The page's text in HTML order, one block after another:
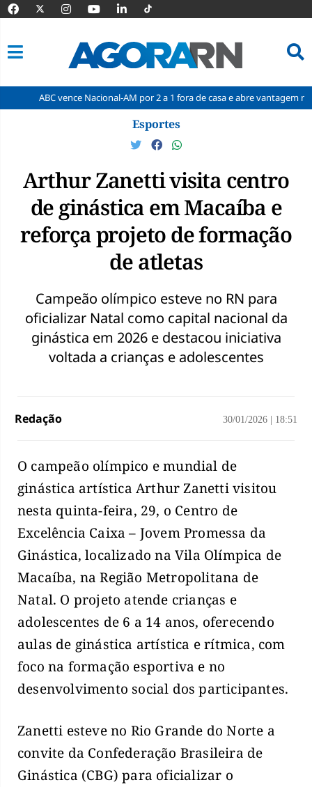
vence Nacional-AM por 2 a 1 fora de casa e abre vantagem nas quartas
Esportes
Arthur Zanetti visita centro
de ginástica em Macaíba e
reforça projeto de formação
de atletas
Campeão olímpico esteve no RN para
oficializar Natal como capital nacional da
ginástica em 2026 e destacou iniciativa
voltada a crianças e adolescentes
Redação 30/01/2026 18:51
O campeão olímpico e mundial de
ginástica artística Arthur Zanetti visitou
nesta quinta-feira, 29, o Centro de
Excelência Caixa – Jovem Promessa da
Ginástica, localizado na Vila Olímpica de
Macaíba, na Região Metropolitana de
Natal. O projeto atende crianças e
adolescentes de 6 a 14 anos, oferecendo
aulas de ginástica artística e rítmica, com
foco na formação esportiva e no
desenvolvimento social dos participantes.
Zanetti esteve no Rio Grande do Norte a
convite da Confederação Brasileira de
Ginástica (CBG) para oficializar o